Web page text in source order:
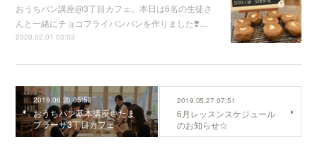
おうちパン講座@3丁目カフェ。本日は6名の生徒さ
んと一緒にチョコフライパンパンを作りました❣️…
2020.02.01 03:03
2019.06.20 05:52
おうちパン基本講座＠たま
プラーザ3丁目カフェ
2019.05.27 07:51
6月レッスンスケジュール
のお知らせ☆